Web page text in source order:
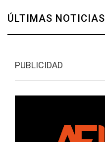
ÚLTIMAS NOTICIAS
PUBLICIDAD